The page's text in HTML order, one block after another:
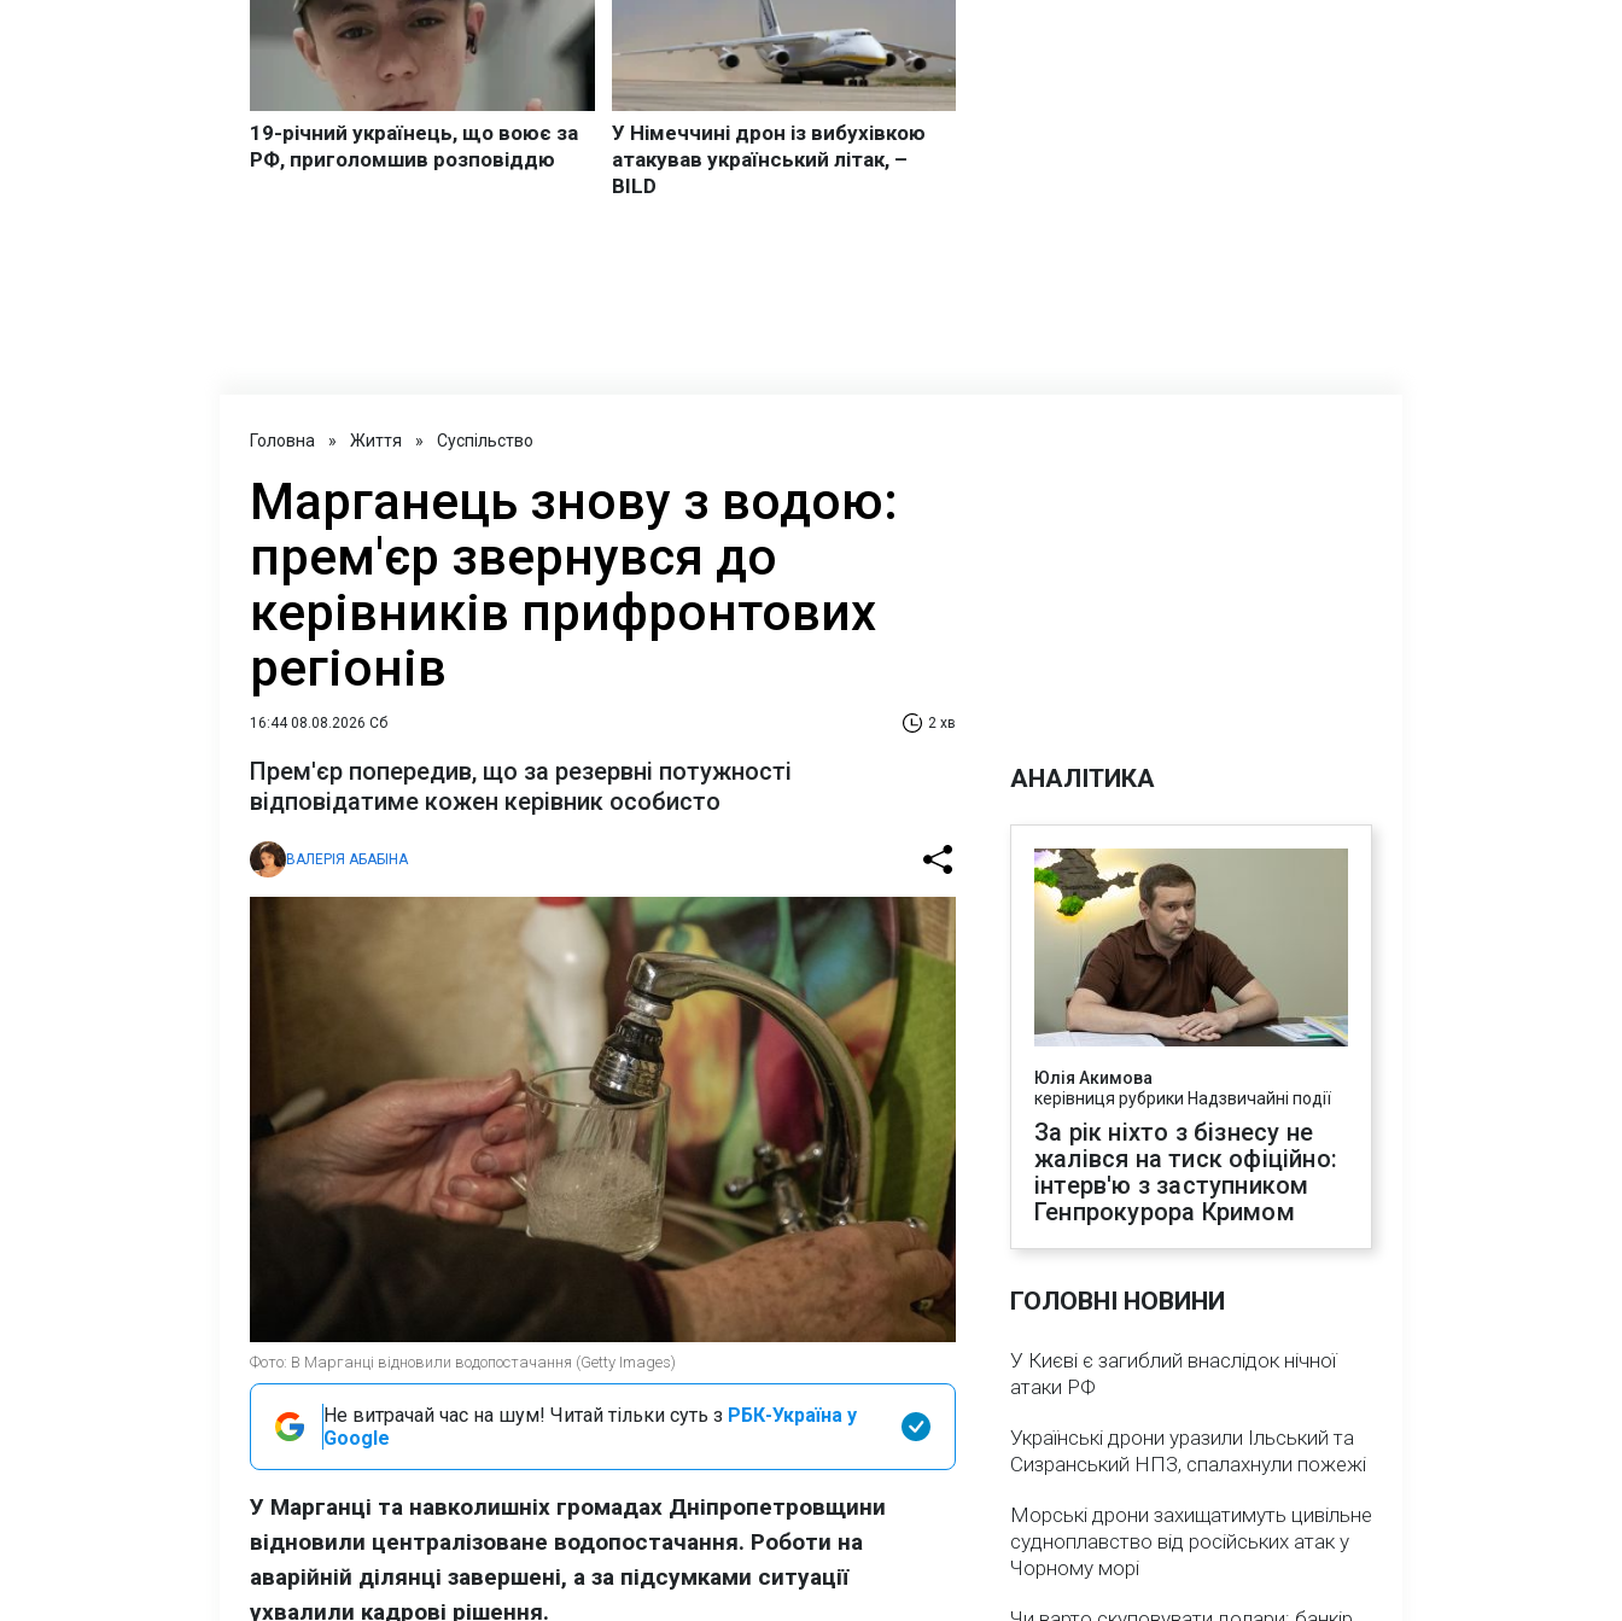
Головна » Життя » Суспільство
Марганець знову з водою:
прем'єр звернувся до
керівників прифронтових
регіонів
16:44 08.08.2026 Сб 2 хв
Прем'єр попередив, що за резервні потужності
відповідатиме кожен керівник особисто
ВАЛЕРІЯ АБАБІНА
Фото: В Марганці відновили водопостачання (Getty Images)
Не витрачай час на шум! Читай тільки суть з РБК-Україна у
Google
У Марганці та навколишніх громадах Дніпропетровщини
відновили централізоване водопостачання. Роботи на
аварійній ділянці завершені, а за підсумками ситуації
ухвалили кадрові рішення.
АНАЛІТИКА
Юлія Акимова
керівниця рубрики Надзвичайні події
За рік ніхто з бізнесу не
жалівся на тиск офіційно:
інтерв'ю з заступником
Генпрокурора Кримом
ГОЛОВНІ НОВИНИ
У Києві є загиблий внаслідок нічної
атаки РФ
Українські дрони уразили Ільський та
Сизранський НПЗ, спалахнули пожежі
Морські дрони захищатимуть цивільне
судноплавство від російських атак у
Чорному морі